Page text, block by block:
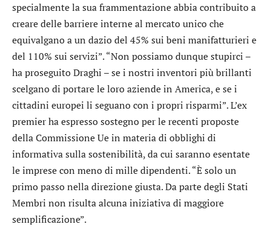
specialmente la sua frammentazione abbia contribuito a
creare delle barriere interne al mercato unico che
equivalgano a un dazio del 45% sui beni manifatturieri e
del 110% sui servizi”. “Non possiamo dunque stupirci –
ha proseguito Draghi – se i nostri inventori più brillanti
scelgano di portare le loro aziende in America, e se i
cittadini europei li seguano con i propri risparmi”. L’ex
premier ha espresso sostegno per le recenti proposte
della Commissione Ue in materia di obblighi di
informativa sulla sostenibilità, da cui saranno esentate
le imprese con meno di mille dipendenti. “È solo un
primo passo nella direzione giusta. Da parte degli Stati
Membri non risulta alcuna iniziativa di maggiore
semplificazione”.